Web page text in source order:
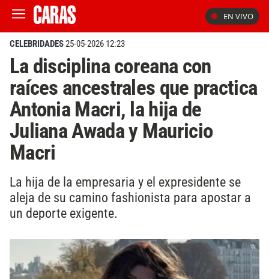
EN VIVO
CELEBRIDADES25-05-2026 12:23
La disciplina coreana con
raíces ancestrales que practica
Antonia Macri, la hija de
Juliana Awada y Mauricio
Macri
La hija de la empresaria y el expresidente se
aleja de su camino fashionista para apostar a
un deporte exigente.